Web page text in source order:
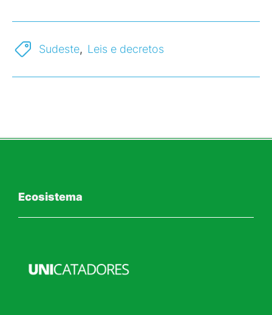
Sudeste, Leis e decretos
Ecosistema